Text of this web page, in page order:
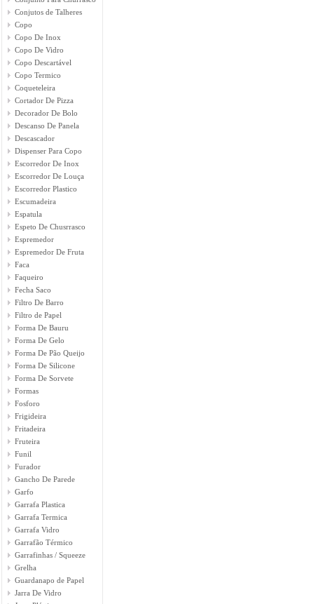
Conjutos de Talheres
Copo
Copo De Inox
Copo De Vidro
Copo Descartável
Copo Termico
Coqueteleira
Cortador De Pizza
Decorador De Bolo
Descanso De Panela
Descascador
Dispenser Para Copo
Escorredor De Inox
Escorredor De Louça
Escorredor Plastico
Escumadeira
Espatula
Espeto De Chusrrasco
Espremedor
Espremedor De Fruta
Faca
Faqueiro
Fecha Saco
Filtro De Barro
Filtro de Papel
Forma De Bauru
Forma De Gelo
Forma De Pão Queijo
Forma De Silicone
Forma De Sorvete
Formas
Fosforo
Frigideira
Fritadeira
Fruteira
Funil
Furador
Gancho De Parede
Garfo
Garrafa Plastica
Garrafa Termica
Garrafa Vidro
Garrafão Térmico
Garrafinhas / Squeeze
Grelha
Guardanapo de Papel
Jarra De Vidro